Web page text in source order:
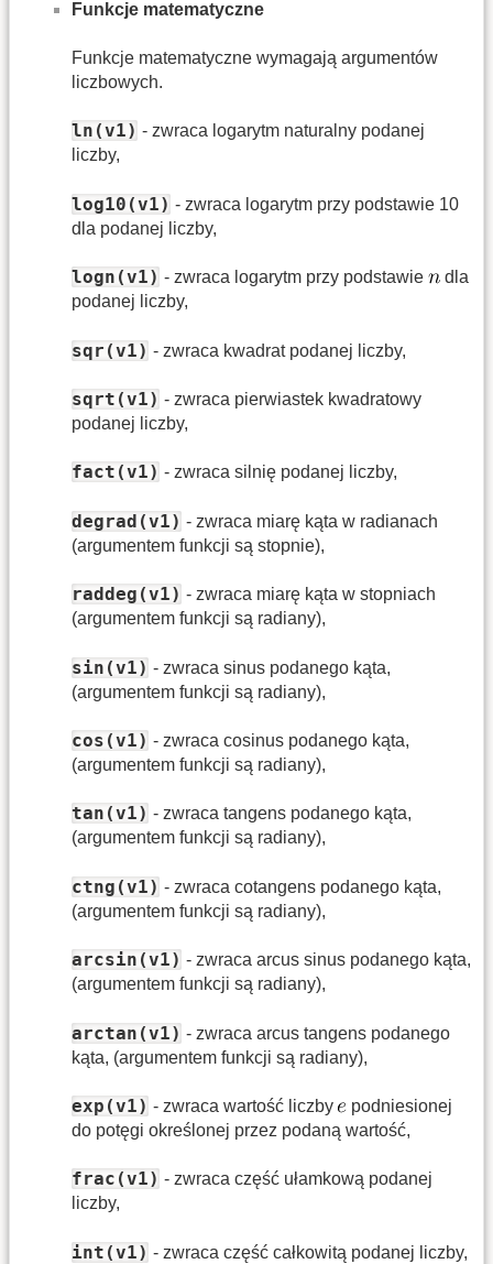
Funkcje matematyczne
Funkcje matematyczne wymagają argumentów
liczbowych.
ln(v1) - zwraca logarytm naturalny podanej
liczby,
log10(v1) - zwraca logarytm przy podstawie 10
dla podanej liczby,
logn(v1) - zwraca logarytm przy podstawie
dla
podanej liczby,
sqr(v1) - zwraca kwadrat podanej liczby,
sqrt(v1) - zwraca pierwiastek kwadratowy
podanej liczby,
fact(v1) - zwraca silnię podanej liczby,
degrad(v1) - zwraca miarę kąta w radianach
(argumentem funkcji są stopnie),
raddeg(v1) - zwraca miarę kąta w stopniach
(argumentem funkcji są radiany),
sin(v1) - zwraca sinus podanego kąta,
(argumentem funkcji są radiany),
cos(v1) - zwraca cosinus podanego kąta,
(argumentem funkcji są radiany),
tan(v1) - zwraca tangens podanego kąta,
(argumentem funkcji są radiany),
ctng(v1) - zwraca cotangens podanego kąta,
(argumentem funkcji są radiany),
arcsin(v1) - zwraca arcus sinus podanego kąta,
(argumentem funkcji są radiany),
arctan(v1) - zwraca arcus tangens podanego
kąta, (argumentem funkcji są radiany),
exp(v1) - zwraca wartość liczby
podniesionej
do potęgi określonej przez podaną wartość,
frac(v1) - zwraca część ułamkową podanej
liczby,
int(v1) - zwraca część całkowitą podanej liczby,